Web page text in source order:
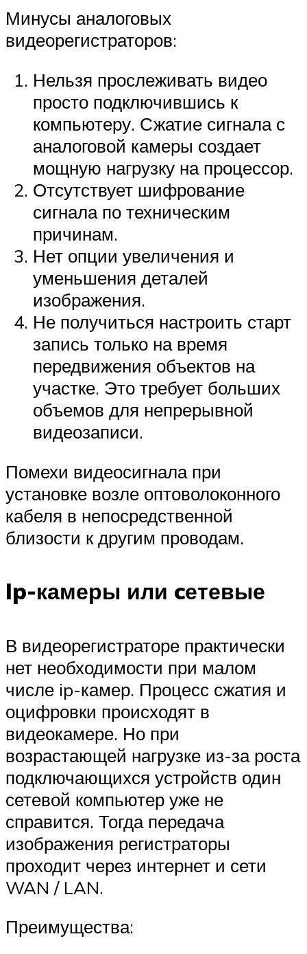
Минусы аналоговых
видеорегистраторов:
Нельзя прослеживать видео
просто подключившись к
компьютеру. Сжатие сигнала с
аналоговой камеры создает
мощную нагрузку на процессор.
Отсутствует шифрование
сигнала по техническим
причинам.
Нет опции увеличения и
уменьшения деталей
изображения.
Не получиться настроить старт
запись только на время
передвижения объектов на
участке. Это требует больших
объемов для непрерывной
видеозаписи.
Помехи видеосигнала при
установке возле оптоволоконного
кабеля в непосредственной
близости к другим проводам.
Ip-камеры или cетевые
В видеорегистраторе практически
нет необходимости при малом
числе ip-камер. Процесс сжатия и
оцифровки происходят в
видеокамере. Но при
возрастающей нагрузке из-за роста
подключающихся устройств один
сетевой компьютер уже не
справится. Тогда передача
изображения регистраторы
проходит через интернет и сети
WAN / LAN.
Преимущества: